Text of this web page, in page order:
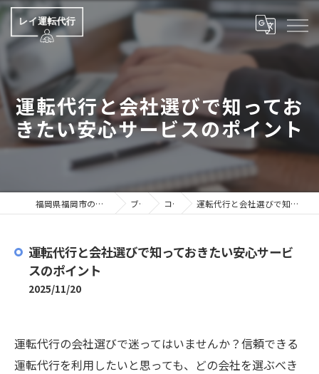
運転代行と会社選びで知ってお
きたい安心サービスのポイント
福岡県福岡市の運転代行ならレイ運転代行 ブログ コラム 運転代行と会社選びで知っておきたい安心サービスのポイント
運転代行と会社選びで知っておきたい安心サービ
スのポイント
2025/11/20
運転代行の会社選びで迷ってはいませんか？信頼できる
運転代行を利用したいと思っても、どの会社を選ぶべき